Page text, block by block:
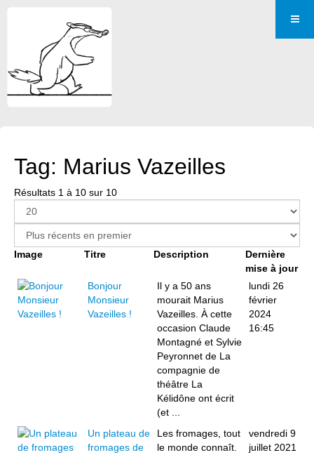
Tag: Marius Vazeilles
Résultats 1 à 10 sur 10
Image Titre Description
Dernière
mise à jour
Bonjour
Monsieur
Vazeilles !
Il y a 50 ans
mourait Marius
Vazeilles. À cette
occasion Claude
Montagné et Sylvie
Peyronnet de La
compagnie de
théâtre La
Kélidône ont écrit
(et ...
lundi 26
février
2024
16:45
Un plateau de
fromages de
Les fromages, tout
le monde connaît.
vendredi 9
juillet 2021